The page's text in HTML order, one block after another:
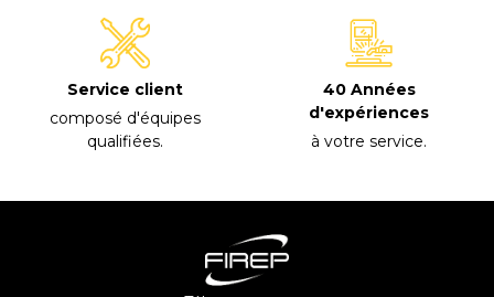
Service client
composé d'équipes
qualifiées.
40 Années
d'expériences
à votre service.